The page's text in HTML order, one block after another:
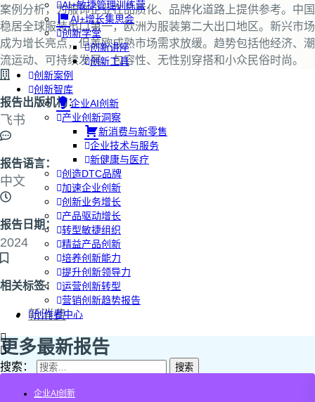
AI+敏捷管理训练营
AI+增长集思会
创新学堂
创新讲座
创新工具
创新案例
创新智库
企业AI创新
产业创新洞察
新消费与新零售
企业技术与服务
新健康与医疗
创造DTC品牌
加速企业创新
创新业务增长
产品驱动增长
转型敏捷组织
精益产品创新
培养创新能力
提升创新领导力
运营创新转型
营销创新趋势报告
创作者中心
搜索：
案例分析，为服饰企业在品质化、品牌化道路上提供参考。中国
稳居全球服装出口第一，欧洲为服装第二大出口地区。新兴市场
成为增长亮点，但美欧成熟市场需求放缓。趋势包括他经济、潮
流运动、可持续发展、包容性、无性别穿搭和小众民俗时尚。
报告出版机构：
飞书
报告语言：
中文
报告日期：
2024
相关标签：
新消费
更多最新报告
企业AI创新